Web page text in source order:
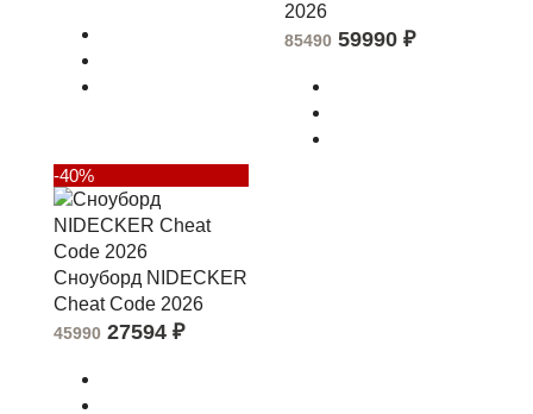
2026
85490 59990 ₽
-40%
Сноуборд NIDECKER
Cheat Code 2026
45990 27594 ₽